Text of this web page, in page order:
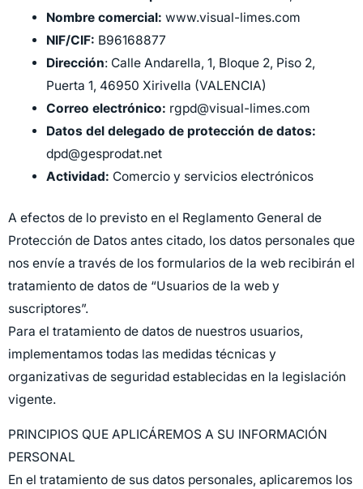
Nombre comercial: www.visual-limes.com
NIF/CIF: B96168877
Dirección: Calle Andarella, 1, Bloque 2, Piso 2,
Puerta 1, 46950 Xirivella (VALENCIA)
Correo electrónico: rgpd@visual-limes.com
Datos del delegado de protección de datos:
dpd@gesprodat.net
Actividad: Comercio y servicios electrónicos
A efectos de lo previsto en el Reglamento General de
Protección de Datos antes citado, los datos personales que
nos envíe a través de los formularios de la web recibirán el
tratamiento de datos de “Usuarios de la web y
suscriptores”.
Para el tratamiento de datos de nuestros usuarios,
implementamos todas las medidas técnicas y
organizativas de seguridad establecidas en la legislación
vigente.
PRINCIPIOS QUE APLICÁREMOS A SU INFORMACIÓN
PERSONAL
En el tratamiento de sus datos personales, aplicaremos los